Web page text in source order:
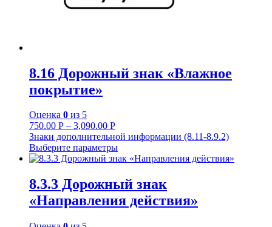
8.16 Дорожный знак «Влажное
покрытие»
Оценка 0 из 5
750.00 Р – 3,090.00 Р
Знаки дополнительной информации (8.11-8.9.2)
Выберите параметры
8.3.3 Дорожный знак
«Направления действия»